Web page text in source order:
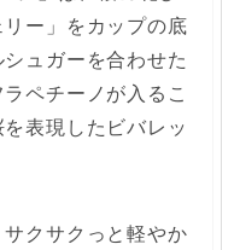
ー」をカップの底
ュガーを合わせた
ペチーノが入るこ
表現したビバレッ
クサクっと軽やか